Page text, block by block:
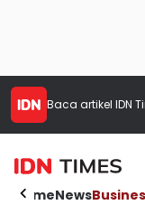
Baca artikel IDN
HomeNews